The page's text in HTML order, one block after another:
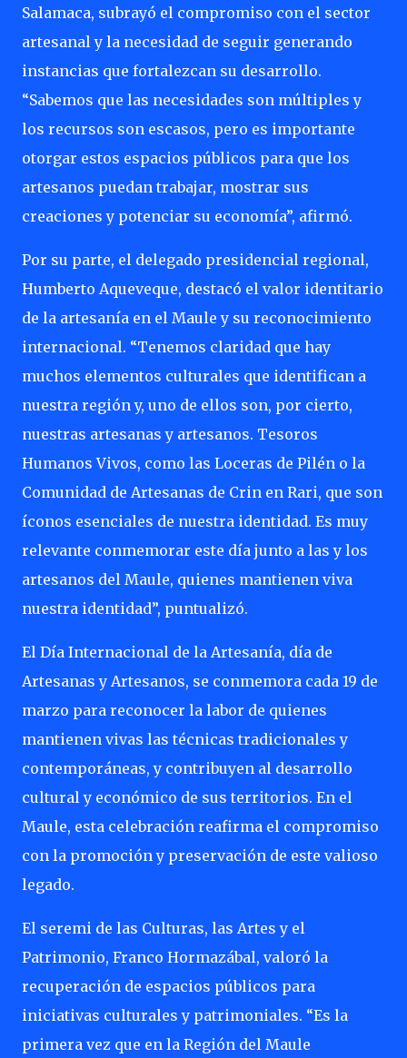
Salamaca, subrayó el compromiso con el sector
artesanal y la necesidad de seguir generando
instancias que fortalezcan su desarrollo.
“Sabemos que las necesidades son múltiples y
los recursos son escasos, pero es importante
otorgar estos espacios públicos para que los
artesanos puedan trabajar, mostrar sus
creaciones y potenciar su economía”, afirmó.
Por su parte, el delegado presidencial regional,
Humberto Aqueveque, destacó el valor identitario
de la artesanía en el Maule y su reconocimiento
internacional. “Tenemos claridad que hay
muchos elementos culturales que identifican a
nuestra región y, uno de ellos son, por cierto,
nuestras artesanas y artesanos. Tesoros
Humanos Vivos, como las Loceras de Pilén o la
Comunidad de Artesanas de Crin en Rari, que son
íconos esenciales de nuestra identidad. Es muy
relevante conmemorar este día junto a las y los
artesanos del Maule, quienes mantienen viva
nuestra identidad”, puntualizó.
El Día Internacional de la Artesanía, día de
Artesanas y Artesanos, se conmemora cada 19 de
marzo para reconocer la labor de quienes
mantienen vivas las técnicas tradicionales y
contemporáneas, y contribuyen al desarrollo
cultural y económico de sus territorios. En el
Maule, esta celebración reafirma el compromiso
con la promoción y preservación de este valioso
legado.
El seremi de las Culturas, las Artes y el
Patrimonio, Franco Hormazábal, valoró la
recuperación de espacios públicos para
iniciativas culturales y patrimoniales. “Es la
primera vez que en la Región del Maule